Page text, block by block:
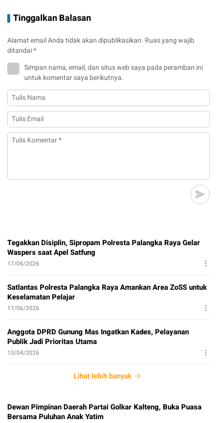
Tinggalkan Balasan
Alamat email Anda tidak akan dipublikasikan. Ruas yang wajib
ditandai*
Simpan nama, email, dan situs web saya pada peramban ini
untuk komentar saya berikutnya.
Tegakkan Disiplin, Sipropam Polresta Palangka Raya Gelar
Waspers saat Apel Satfung
17/06/2026
Satlantas Polresta Palangka Raya Amankan Area ZoSS untuk
Keselamatan Pelajar
17/06/2026
Anggota DPRD Gunung Mas Ingatkan Kades, Pelayanan
Publik Jadi Prioritas Utama
13/04/2026
Lihat lebih banyak
Dewan Pimpinan Daerah Partai Golkar Kalteng, Buka Puasa
Bersama Puluhan Anak Yatim